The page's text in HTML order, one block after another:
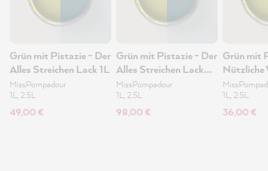
Grün mit Pistazie - Der
Alles Streichen Lack 1L
MissPompadour
1L, 2.5L
49,00 €
Grün mit Pistazie - Der
Alles Streichen Lack
2.5L
MissPompadour
1L, 2.5L
98,00 €
Grün mit
Nützliche
1L
1L, 2.5L
36,00 €